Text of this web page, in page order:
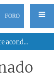
FORO
Averías aire acondicionado Fujitsu